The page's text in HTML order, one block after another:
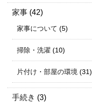
家事 (42)
家事について (5)
掃除・洗濯 (10)
片付け・部屋の環境 (31)
手続き (3)